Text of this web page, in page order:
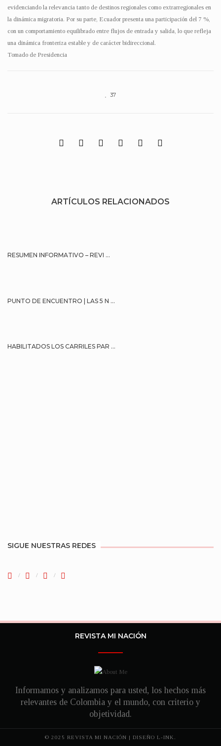
evidenciando la relevancia tanto de destinos regionales como extrarregionales en
la dinámica migratoria. Por su parte, Ecuador presenta una participación del 7 %,
con un comportamiento equilibrado entre flujos de entrada y salida, lo que refleja
una dinámica fronteriza estable y de carácter bidireccional.
Tomado de Presidencia
37
ARTÍCULOS RELACIONADOS
RESUMEN INFORMATIVO – REVI ...
PUNTO DE ENCUENTRO | LAS 5 N ...
HABILITADOS LOS CARRILES PAR ...
SIGUE NUESTRAS REDES
REVISTA MI NACIÓN
Informamos y analizamos para usted, los hechos más
relevantes de Colombia y el mundo, con criterio y
objetividad.
© 2025 REVISTA MI NACIÓN | DISEÑO L-INK.